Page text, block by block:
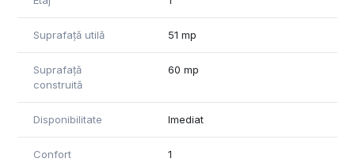
Suprafață utilă 51 mp
Suprafață
construită
60 mp
Disponibilitate Imediat
Confort 1